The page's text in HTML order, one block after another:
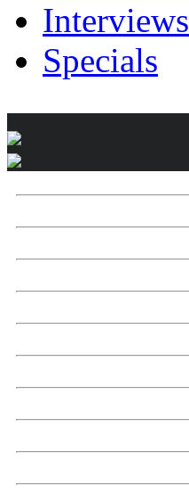
Interviews
Specials